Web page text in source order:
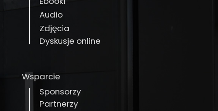
Audio
Zdjęcia
Dyskusje online
Wsparcie
Sponsorzy
Partnerzy